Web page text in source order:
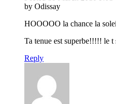
by Odissay
HOOOOO la chance la
Ta tenue est superbe!!!!! le
Reply